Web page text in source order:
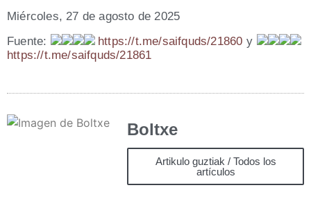
Miér­co­les, 27 de agos­to de 2025
Fuen­te:
https://t.me/saifquds/21860 y
https://t.me/saifquds/21861
Boltxe
Artikulo guztiak / Todos los
artículos